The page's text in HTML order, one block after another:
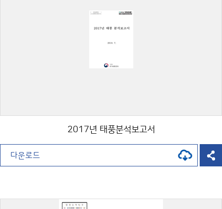
2017년 태풍분석보고서
다운로드